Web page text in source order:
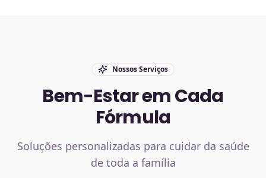
Nossos Serviços
Bem-Estar em Cada
Fórmula
Soluções personalizadas para cuidar da saúde
de toda a família